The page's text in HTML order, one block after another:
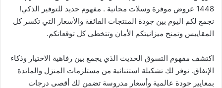
1448 عروض موفرة وسلات مجانية . مفهوم جديد للتوفير الذكي!
نجمع لكم اليوم بين جودة المنتجات الفائقة والأسعار التي تكسر كل
المقاييس وتمنح ميزانيتكم الأمان وتتخطى كل توقعاتكم.
اكتشف مفهوم التسوق الحديث الذي يجمع بين رفاهية الاختيار وذكاء
الإنفاق. نوفر لك تشكيلة استثنائية من مستلزمات المنزل والمائدة
بمعايير جودة عالمية وأسعار مدروسة تضمن لك أقصى درجات